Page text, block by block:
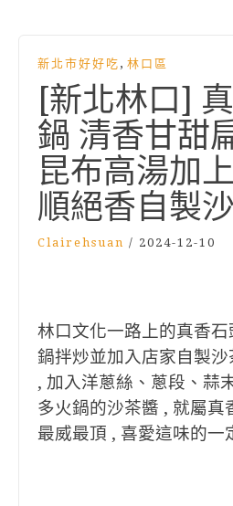
新北市好好吃 , 林口區
[新北林口]
鍋 清香甘甜
昆布高湯加
順絕香自製
Clairehsuan / 2024-12-10
林口文化一路上的真香
鍋拌炒並加入店家自製
, 加入洋蔥絲、蔥段、蒜
多火鍋的沙茶醬 , 就屬真
最威最頂 , 喜愛這味的一